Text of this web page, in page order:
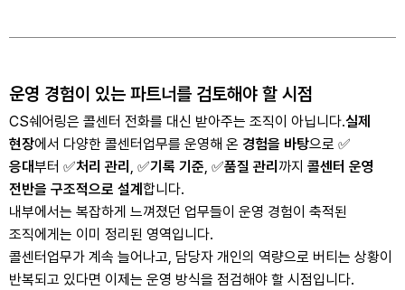
운영 경험이 있는 파트너를 검토해야 할 시점
CS쉐어링은 콜센터 전화를 대신 받아주는 조직이 아닙니다.실제
현장에서 다양한 콜센터업무를 운영해 온 경험을 바탕으로 ✅
응대부터 ✅처리 관리 , ✅기록 기준, ✅품질 관리 까지 콜센터 운영
전반을 구조적으로 설계 합니다.
내부에서는 복잡하게 느껴졌던 업무들이 운영 경험이 축적된
조직에게는 이미 정리된 영역입니다.
콜센터업무가 계속 늘어나고, 담당자 개인의 역량으로 버티는 상황이
반복되고 있다면 이제는 운영 방식을 점검해야 할 시점입니다.